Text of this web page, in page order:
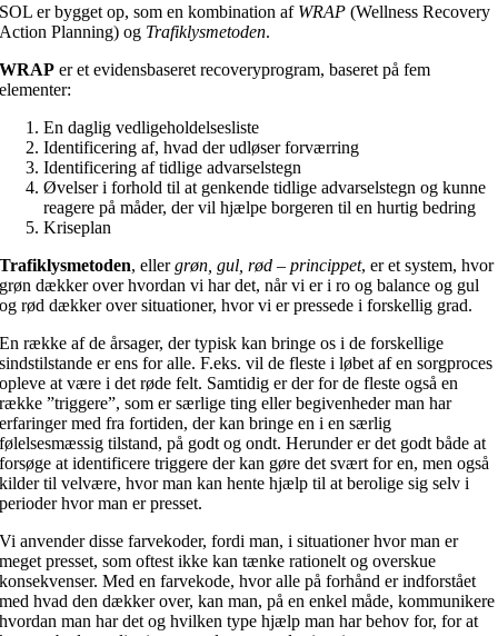
SOL er bygget op, som en kombination af WRAP (Wellness Recovery
Action Planning) og Trafiklysmetoden.
WRAPer et evidensbaseret recoveryprogram, baseret på fem
elementer:
En daglig vedligeholdelsesliste
Identificering af, hvad der udløser forværring
Identificering af tidlige advarselstegn
Øvelser i forhold til at genkende tidlige advarselstegn og kunne
reagere på måder, der vil hjælpe borgeren til en hurtig bedring
Kriseplan
Trafiklysmetoden, ellergrøn, gul, rød – princippet, er et system, hvor
grøn dækker over hvordan vi har det, når vi er i ro og balance og gul
og rød dækker over situationer, hvor vi er pressede i forskellig grad.
En række af de årsager, der typisk kan bringe os i de forskellige
sindstilstande er ens for alle. F.eks. vil de fleste i løbet af en sorgproces
opleve at være i det røde felt. Samtidig er der for de fleste også en
række ”triggere”, som er særlige ting eller begivenheder man har
erfaringer med fra fortiden, der kan bringe en i en særlig
følelsesmæssig tilstand, på godt og ondt. Herunder er det godt både at
forsøge at identificere triggere der kan gøre det svært for en, men også
kilder til velvære, hvor man kan hente hjælp til at berolige sig selv i
perioder hvor man er presset.
Vi anvender disse farvekoder, fordi man, i situationer hvor man er
meget presset, som oftest ikke kan tænke rationelt og overskue
konsekvenser. Med en farvekode, hvor alle på forhånd er indforstået
med hvad den dækker over, kan man, på en enkel måde, kommunikere
hvordan man har det og hvilken type hjælp man har behov for, for at